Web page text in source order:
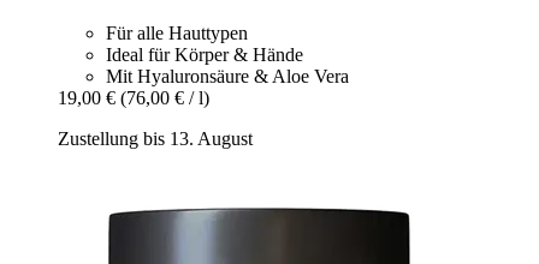
Für alle Hauttypen
Ideal für Körper & Hände
Mit Hyaluronsäure & Aloe Vera
19,00 € (76,00 € / l)
Zustellung bis 13. August